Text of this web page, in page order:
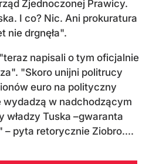
Zjednoczonej Prawicy.
I co? Nic. Ani prokuratura
nie drgnęła".
napisali o tym oficjalnie
"Skoro unijni politrucy
euro na polityczny
wydadzą w nadchodzącym
władzy Tuska –gwaranta
– pyta retorycznie Ziobro....